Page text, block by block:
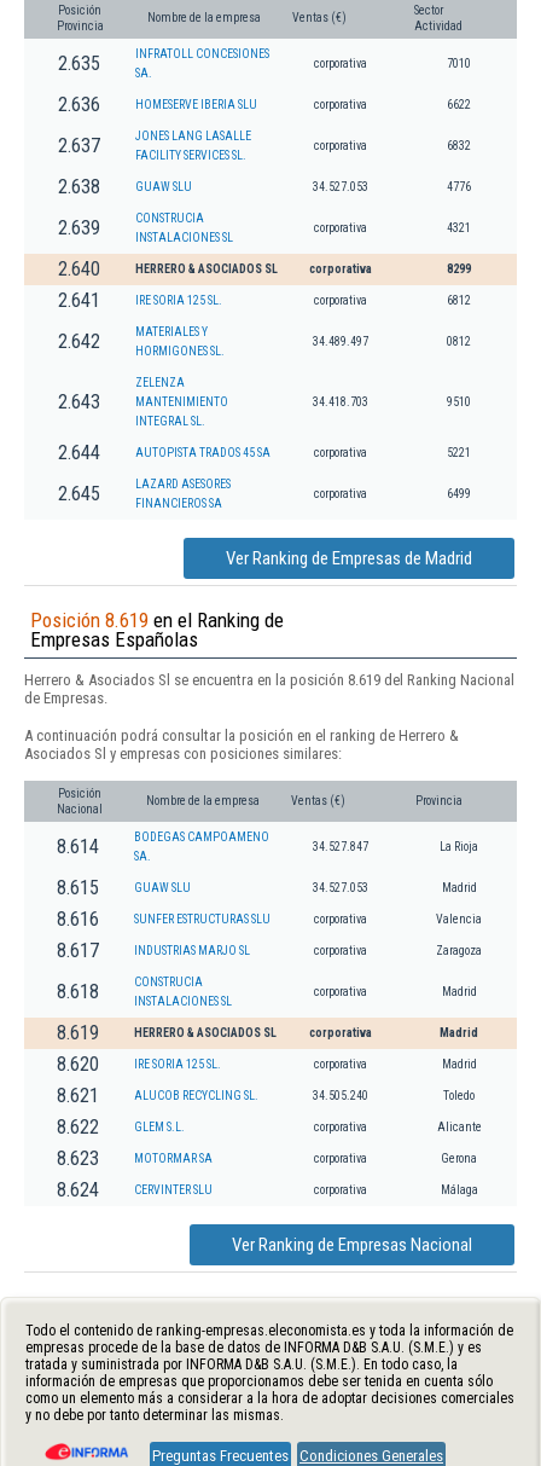
Posición
Provincia
Nombre de la empresa Ventas (€)
Sector
Actividad
2.635
INFRATOLL CONCESIONES
SA.
corporativa 7010
2.636 HOMESERVE IBERIA SLU corporativa 6622
2.637
JONES LANG LASALLE
FACILITY SERVICES SL.
corporativa 6832
2.638 GUAW SLU 34.527.053 4776
2.639
CONSTRUCIA
INSTALACIONES SL
corporativa 4321
2.640 HERRERO & ASOCIADOS SL corporativa 8299
2.641 IRE SORIA 125 SL. corporativa 6812
2.642
MATERIALES Y
HORMIGONES SL.
34.489.497 0812
2.643
ZELENZA
MANTENIMIENTO
INTEGRAL SL.
34.418.703 9510
2.644 AUTOPISTA TRADOS 45 SA corporativa 5221
2.645
LAZARD ASESORES
FINANCIEROS SA
corporativa 6499
Ver Ranking de Empresas de Madrid
Posición 8.619 en el Ranking de
Empresas Españolas
Herrero & Asociados Sl se encuentra en la posición 8.619 del Ranking Nacional
de Empresas.
A continuación podrá consultar la posición en el ranking de Herrero &
Asociados Sl y empresas con posiciones similares:
Posición
Nacional
Nombre de la empresa Ventas (€) Provincia
8.614
BODEGAS CAMPOAMENO
SA.
34.527.847 La Rioja
8.615 GUAW SLU 34.527.053 Madrid
8.616 SUNFER ESTRUCTURAS SLU corporativa Valencia
8.617 INDUSTRIAS MARJO SL corporativa Zaragoza
8.618
CONSTRUCIA
INSTALACIONES SL
corporativa Madrid
8.619 HERRERO & ASOCIADOS SL corporativa Madrid
8.620 IRE SORIA 125 SL. corporativa Madrid
8.621 ALUCOB RECYCLING SL. 34.505.240 Toledo
8.622 GLEM S.L. corporativa Alicante
8.623 MOTORMAR SA corporativa Gerona
8.624 CERVINTER SLU corporativa Málaga
Ver Ranking de Empresas Nacional
Todo el contenido de ranking-empresas.eleconomista.es y toda la información de
empresas procede de la base de datos de INFORMA D&B S.A.U. (S.M.E.) y es
tratada y suministrada por INFORMA D&B S.A.U. (S.M.E.). En todo caso, la
información de empresas que proporcionamos debe ser tenida en cuenta sólo
como un elemento más a considerar a la hora de adoptar decisiones comerciales
y no debe por tanto determinar las mismas.
Preguntas Frecuentes Condiciones Generales